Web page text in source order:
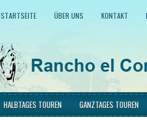
STARTSEITE ÜBER UNS KONTAKT
HALBTAGES TOUREN GANZTAGES TOUREN